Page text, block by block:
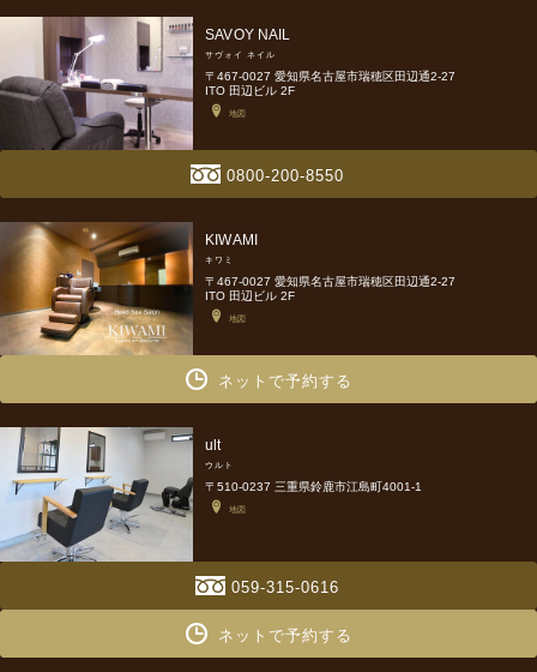
SAVOY NAIL
サヴォイ ネイル
〒467-0027 愛知県名古屋市瑞穂区田辺通2-27
ITO 田辺ビル 2F
地図
0800-200-8550
KIWAMI
キワミ
〒467-0027 愛知県名古屋市瑞穂区田辺通2-27
ITO 田辺ビル 2F
地図
ネットで予約する
ult
ウルト
〒510-0237 三重県鈴鹿市江島町4001-1
地図
059-315-0616
ネットで予約する